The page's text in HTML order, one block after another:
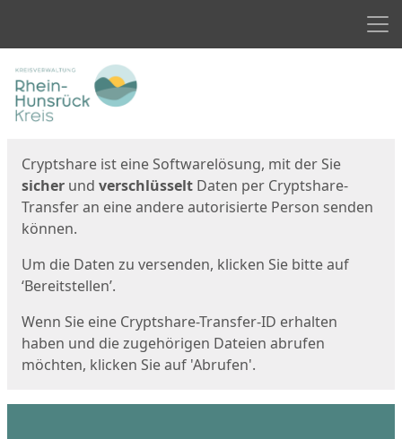
Start
Cryptshare ist eine Softwarelösung, mit der Sie
sicher und verschlüsselt Daten per Cryptshare-
Transfer an eine andere autorisierte Person senden
können.
Um die Daten zu versenden, klicken Sie bitte auf
‘Bereitstellen’.
Wenn Sie eine Cryptshare-Transfer-ID erhalten
haben und die zugehörigen Dateien abrufen
möchten, klicken Sie auf 'Abrufen'.